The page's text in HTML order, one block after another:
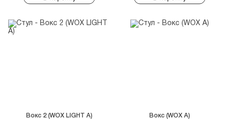
Вокс 2 (WOX LIGHT A) Вокс (WOX A)